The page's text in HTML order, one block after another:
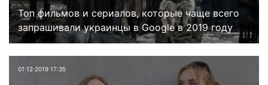
Топ фильмов и сериалов, которые чаще всего
запрашивали украинцы в Google в 2019 году
01⋅12⋅2019 17:35